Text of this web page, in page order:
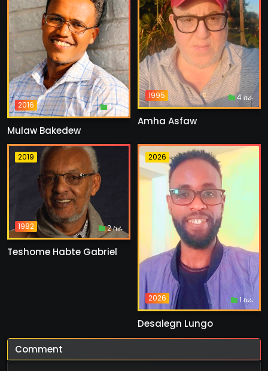
2016 1 ስራ
Mulaw Bakedew
1995 4 ስራ
Amha Asfaw
2019
1982 2 ስራ
Teshome Habte Gabriel
2026
2026 1 ስራ
Desalegn Lungo
Comment